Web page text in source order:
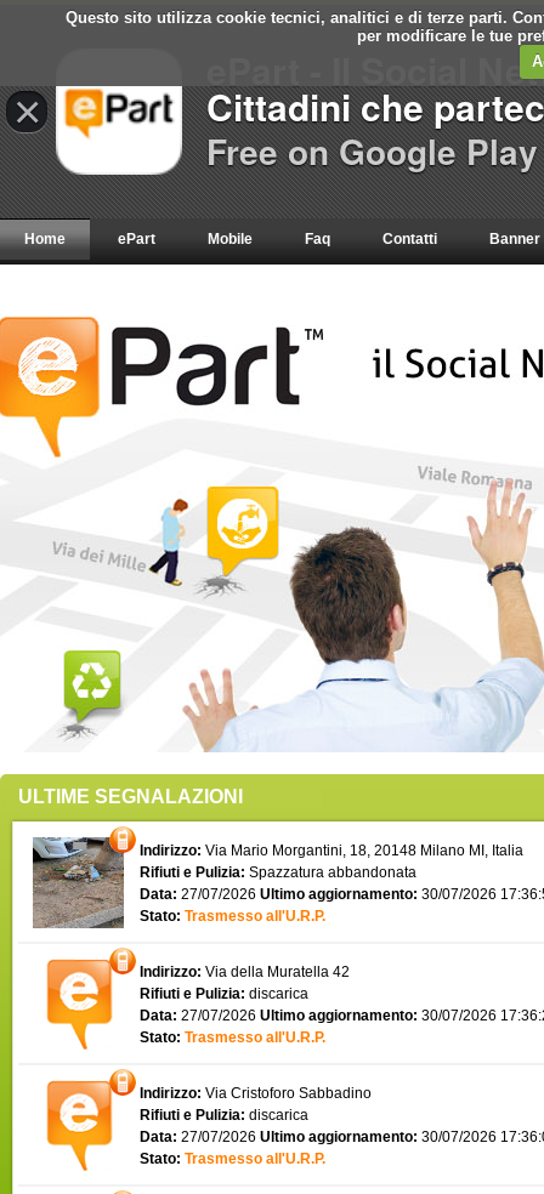
Questo sito utilizza cookie tecnici, analitici e di terze parti.
per modificare le tue
Home ePart Mobile Faq Contatti Banner
ULTIME SEGNALAZIONI
Indirizzo: Via Mario Morgantini, 18, 20148 Milano MI, Italia
Rifiuti e Pulizia: Spazzatura abbandonata
Data: 27/07/2026 Ultimo aggiornamento: 30/07/2026
Stato: Trasmesso all'U.R.P.
Indirizzo: Via della Muratella 42
Rifiuti e Pulizia: discarica
Data: 27/07/2026 Ultimo aggiornamento: 30/07/2026
Stato: Trasmesso all'U.R.P.
Indirizzo: Via Cristoforo Sabbadino
Rifiuti e Pulizia: discarica
Data: 27/07/2026 Ultimo aggiornamento: 30/07/2026
Stato: Trasmesso all'U.R.P.
×
ePart - Il Social
Cittadini che
Free on Google Play